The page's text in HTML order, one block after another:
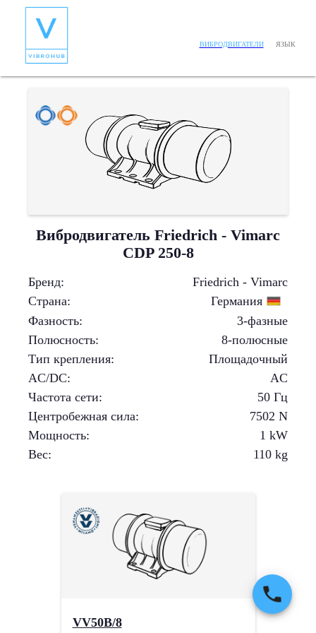
ВИБРОДВИГАТЕЛИ ЯЗЫК
Вибродвигатель Friedrich - Vimarc
CDP 250-8
Бренд:
Friedrich - Vimarc
Страна:
Германия
Фазность:
3-фазные
Полюсность:
8-полюсные
Тип крепления:
Площадочный
AC/DC:
AC
Частота сети:
50 Гц
Центробежная сила: 7502 N
Мощность: 1 kW
Вес: 110 kg
VV50B/8